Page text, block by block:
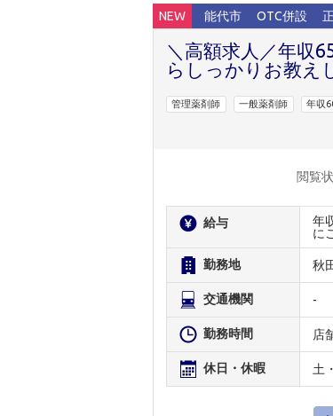
NEW 能代市 OTC併設
＼高額求人／年収
らしっかりお教え
管理薬剤師 一般薬剤師 年収
閲覧
給与
年
に
勤務地 秋
交通機関 -
勤務時間 店
休日・休暇 土